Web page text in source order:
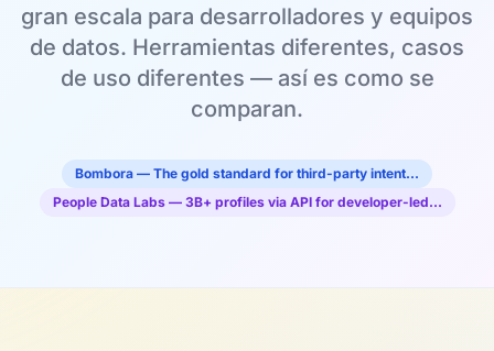
gran escala para desarrolladores y equipos
de datos. Herramientas diferentes, casos
de uso diferentes — así es como se
comparan.
Bombora — The gold standard for third-party intent…
People Data Labs — 3B+ profiles via API for developer-led…